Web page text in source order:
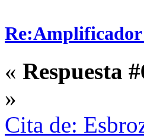
Re:Amplificador
« Respuesta
»
Cita de: